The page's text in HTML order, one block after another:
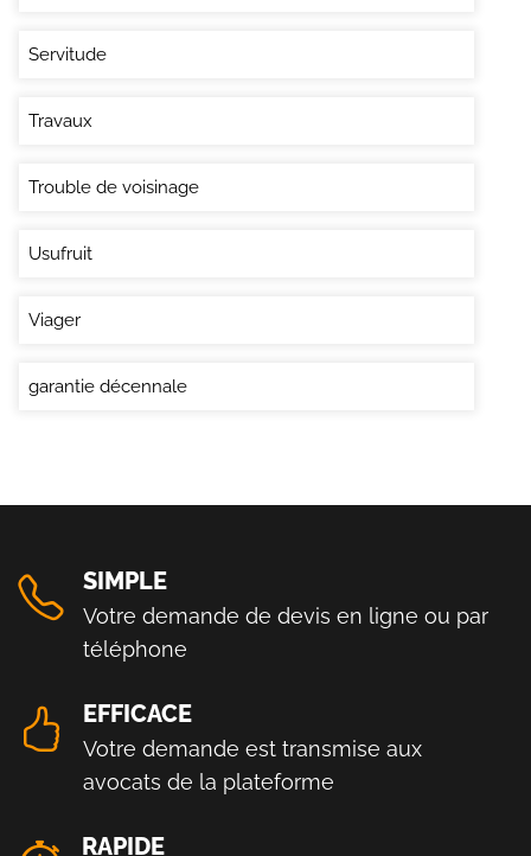
Servitude
Travaux
Trouble de voisinage
Usufruit
Viager
garantie décennale
SIMPLE
Votre demande de devis en ligne ou par
téléphone
EFFICACE
Votre demande est transmise aux
avocats de la plateforme
RAPIDE